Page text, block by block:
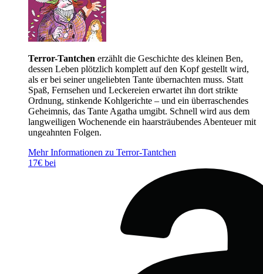
Terror-Tantchen erzählt die Geschichte des kleinen Ben,
dessen Leben plötzlich komplett auf den Kopf gestellt wird,
als er bei seiner ungeliebten Tante übernachten muss. Statt
Spaß, Fernsehen und Leckereien erwartet ihn dort strikte
Ordnung, stinkende Kohlgerichte – und ein überraschendes
Geheimnis, das Tante Agatha umgibt. Schnell wird aus dem
langweiligen Wochenende ein haarsträubendes Abenteuer mit
ungeahnten Folgen.
Mehr Informationen zu Terror-Tantchen
17€ bei